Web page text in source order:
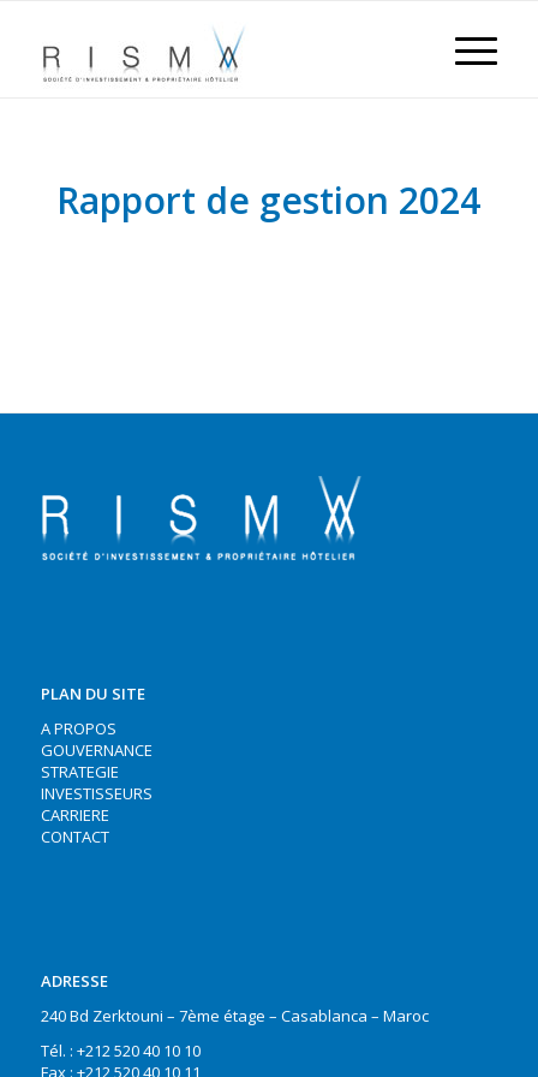
Rapport de gestion 2024
PLAN DU SITE
A PROPOS
GOUVERNANCE
STRATEGIE
INVESTISSEURS
CARRIERE
CONTACT
ADRESSE
240 Bd Zerktouni – 7ème étage – Casablanca – Maroc
Tél. : +212 520 40 10 10
Fax : +212 520 40 10 11